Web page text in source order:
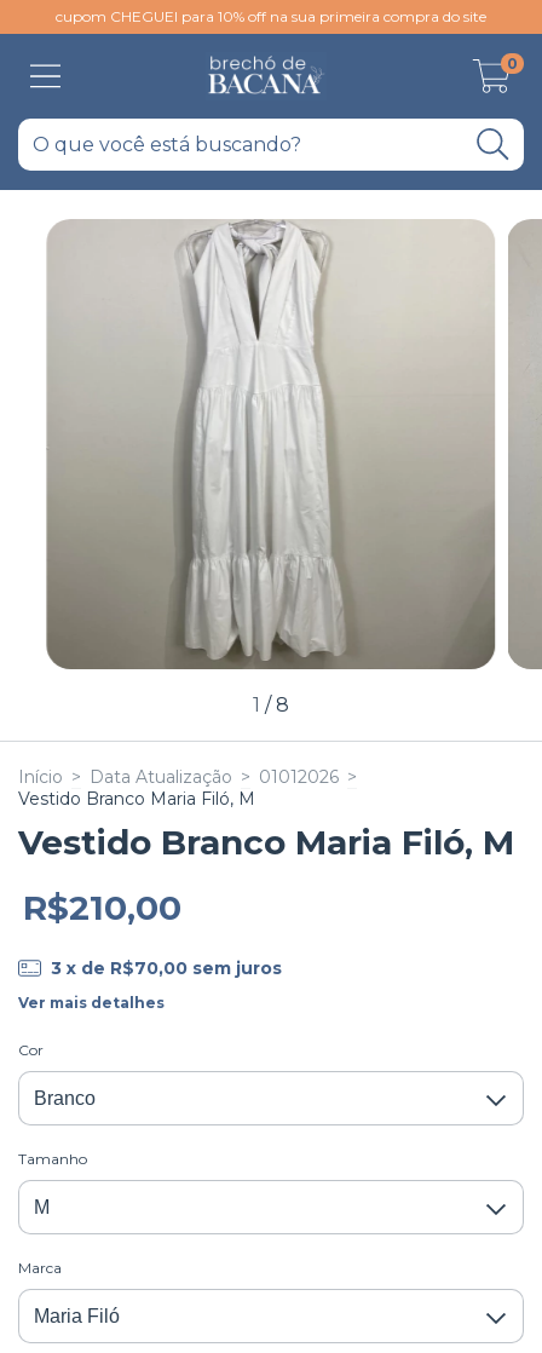
cupom CHEGUEI para 10% off na sua primeira compra do site
0
1 /8
Início > Data Atualização > 01012026 >
Vestido Branco Maria Filó, M
Vestido Branco Maria Filó, M
R$210,00
3 x de R$70,00 sem juros
Ver mais detalhes
Cor
Tamanho
Marca